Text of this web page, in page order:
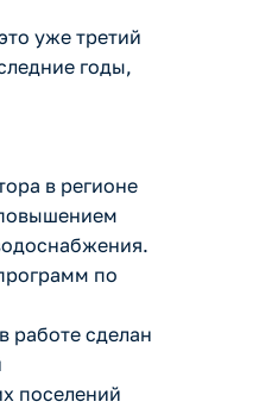
уже третий
годы,
в регионе
по
работе сделан
поселений